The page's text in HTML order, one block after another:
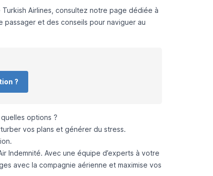
Airlines, consultez notre page dédiée à
et des conseils pour naviguer au
?
options ?
vos plans et générer du stress.
Indemnité. Avec une équipe d’experts à votre
avec la compagnie aérienne et maximise vos